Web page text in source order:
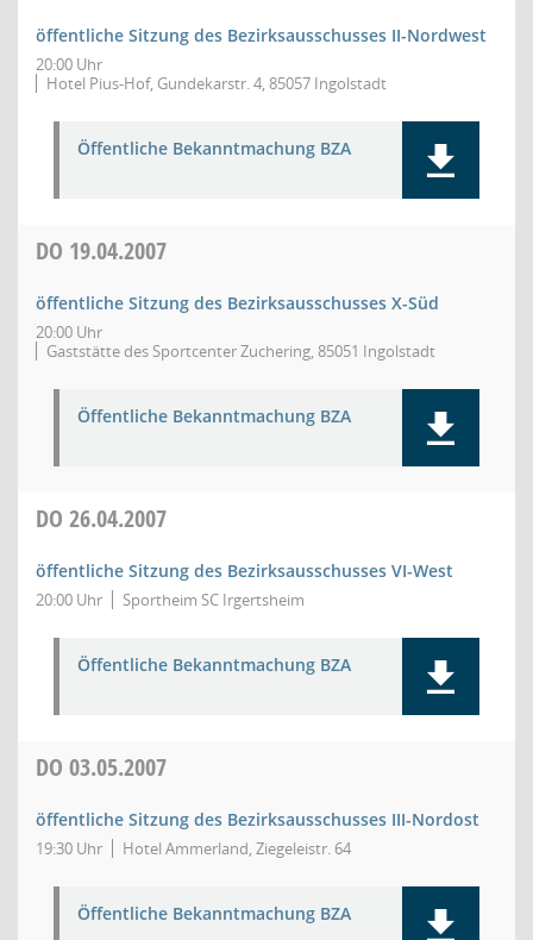
öffentliche Sitzung des Bezirksausschusses II-Nordwest
20:00 Uhr
Hotel Pius-Hof, Gundekarstr. 4, 85057 Ingolstadt
Öffentliche Bekanntmachung BZA
DO 19.04.2007
öffentliche Sitzung des Bezirksausschusses X-Süd
20:00 Uhr
Gaststätte des Sportcenter Zuchering, 85051 Ingolstadt
Öffentliche Bekanntmachung BZA
DO 26.04.2007
öffentliche Sitzung des Bezirksausschusses VI-West
20:00 Uhr Sportheim SC Irgertsheim
Öffentliche Bekanntmachung BZA
DO 03.05.2007
öffentliche Sitzung des Bezirksausschusses III-Nordost
19:30 Uhr Hotel Ammerland, Ziegeleistr. 64
Öffentliche Bekanntmachung BZA